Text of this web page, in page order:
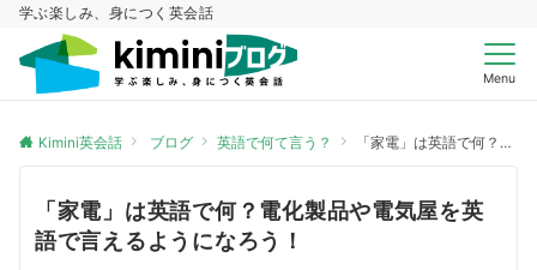
学ぶ楽しみ、身につく英会話
Menu
Kimini英会話 ブログ 英語で何て言う？ 「家電」は英語で何？電化製品や電気屋を英語で言えるようになろう！
「家電」は英語で何？電化製品や電気屋を英
語で言えるようになろう！